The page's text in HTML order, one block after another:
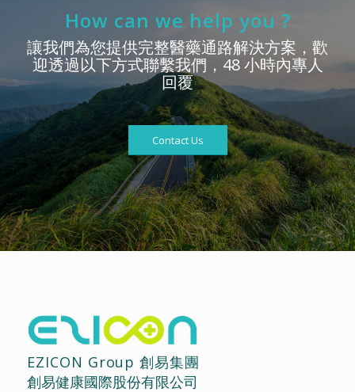
How can we help you ?
讓我們為您提供完整醫藥通路解決方案，歡
迎透過以下方式聯繫我們，48 小時內專人
回覆
Contact Us
EZICON Group 創易集團
創易健康國際股份有限公司